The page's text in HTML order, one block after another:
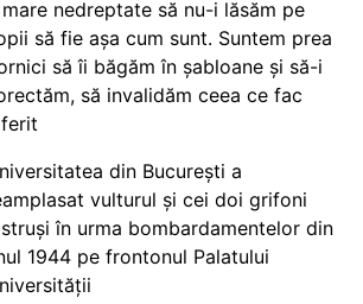
nedreptate să nu-i lăsăm pe
să fie așa cum sunt. Suntem prea
să îi băgăm în șabloane și să-i
să invalidăm ceea ce fac
din București a
vulturul și cei doi grifoni
în urma bombardamentelor din
1944 pe frontonul Palatului